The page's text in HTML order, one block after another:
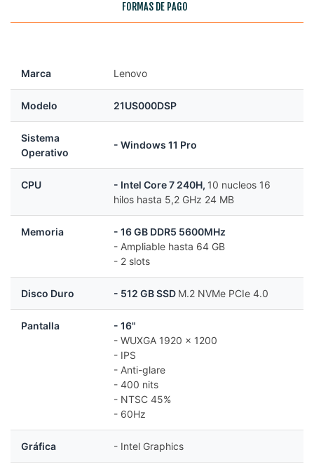
FORMAS DE PAGO
Marca Lenovo
Modelo 21US000DSP
Sistema
Operativo
- Windows 11 Pro
CPU - Intel Core 7 240H, 10 nucleos 16
hilos hasta 5,2 GHz 24 MB
Memoria
- 16 GB DDR5 5600MHz
- Ampliable hasta 64 GB
- 2 slots
Disco Duro - 512 GB SSD M.2 NVMe PCIe 4.0
Pantalla
- 16"
- WUXGA 1920 x 1200
- IPS
- Anti-glare
- 400 nits
- NTSC 45%
- 60Hz
Gráfica - Intel Graphics